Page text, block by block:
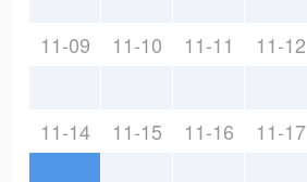
11-09 11-10 11-11 11-12
11-14 11-15 11-16 11-17